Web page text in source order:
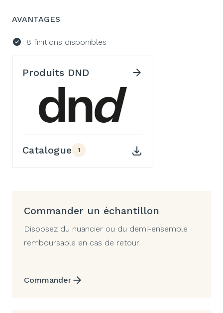
AVANTAGES
8 finitions disponibles
Produits DND
Catalogue 1
Commander un échantillon
Disposez du nuancier ou du demi-ensemble
remboursable en cas de retour
Commander